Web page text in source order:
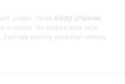
projekt. Tento štědrý příspěvek
a rychleji. Na oplátku bude vaše
. Zahrnuje všechny předchozí odměny.